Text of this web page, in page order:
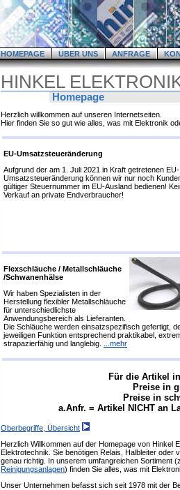
HOMEPAGE ÜBER UNS ANFRAGE
HINKEL
Homepage
Herzlich willkommen auf unseren Internetseiten.
Hier finden Sie so gut wie alles, was mit Elektronik
EU-Umsatzsteueränderung
Aufgrund der am 1. Juli 2021 in Kraft getretenen EU-
Umsatzsteueränderung können wir nur noch
gültiger Steuernummer im EU-Ausland bedienen!
Verkauf an private Endverbraucher!
Flexschläuche / Metallschläuche
/Schwanenhälse
Wir haben Spezialisten in der
Herstellung flexibler Metallschläuche
für unterschiedlichste
Anwendungsbereich als Lieferanten.
Die Schläuche werden einsatzspezifisch gefertigt,
jeweiligen Funktion entsprechend praktikabel,
strapazierfähig und langlebig.
...mehr
Für die Artikel
Preise in
Preise in
a.Anfr. = Artikel NICHT an
Oberbegriffe, Übersicht
Herzlich Willkommen auf der Homepage von Hinkel
Elektrotechnik. Sie benötigen Relais, Halbleiter oder
genau richtig. In unserem umfangreichen Sortiment
Reinigungsanlagen) finden Sie alles, was mit
Unser Unternehmen befasst sich seit 1978 mit der